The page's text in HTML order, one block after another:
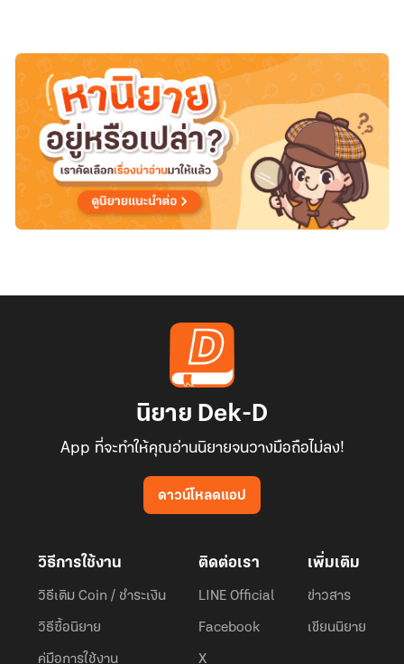
นิยาย Dek-D
App ที่จะทำให้คุณอ่านนิยายจนวางมือถือไม่ลง!
ดาวน์โหลดแอป
วิธีการใช้งาน
วิธีเติม Coin / ชำระเงิน
วิธีซื้อนิยาย
คู่มือการใช้งาน
ติดต่อเรา
LINE Official
Facebook
X
เพิ่มเติม
ข่าวสาร
เขียนนิยาย